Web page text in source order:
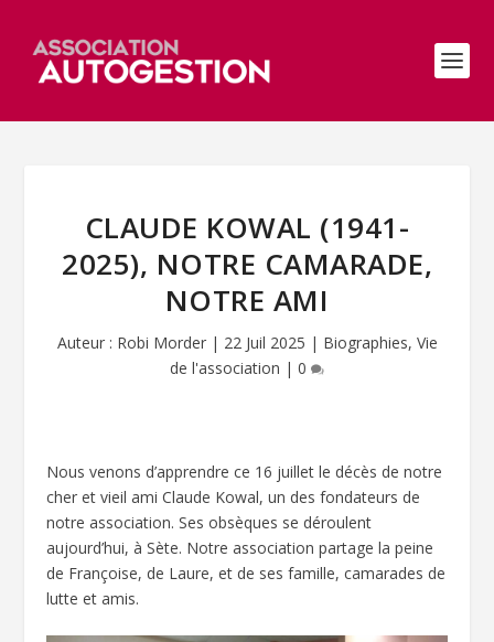
CLAUDE KOWAL (1941-
2025), NOTRE CAMARADE,
NOTRE AMI
Auteur : Robi Morder| 22 Juil 2025 | Biographies, Vie
de l'association | 0
Nous venons d’apprendre ce 16 juillet le décès de notre
cher et vieil ami Claude Kowal, un des fondateurs de
notre association. Ses obsèques se déroulent
aujourd’hui, à Sète. Notre association partage la peine
de Françoise, de Laure, et de ses famille, camarades de
lutte et amis.